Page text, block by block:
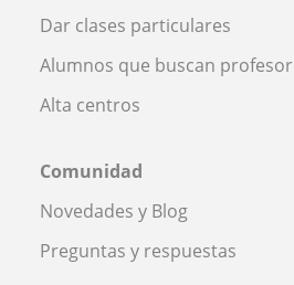
Dar clases particulares
Alumnos que buscan profesor
Alta centros
Comunidad
Novedades y Blog
Preguntas y respuestas